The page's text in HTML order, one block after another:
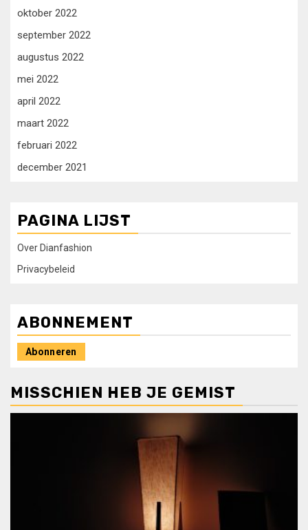
oktober 2022
september 2022
augustus 2022
mei 2022
april 2022
maart 2022
februari 2022
december 2021
PAGINA LIJST
Over Dianfashion
Privacybeleid
ABONNEMENT
Abonneren
MISSCHIEN HEB JE GEMIST